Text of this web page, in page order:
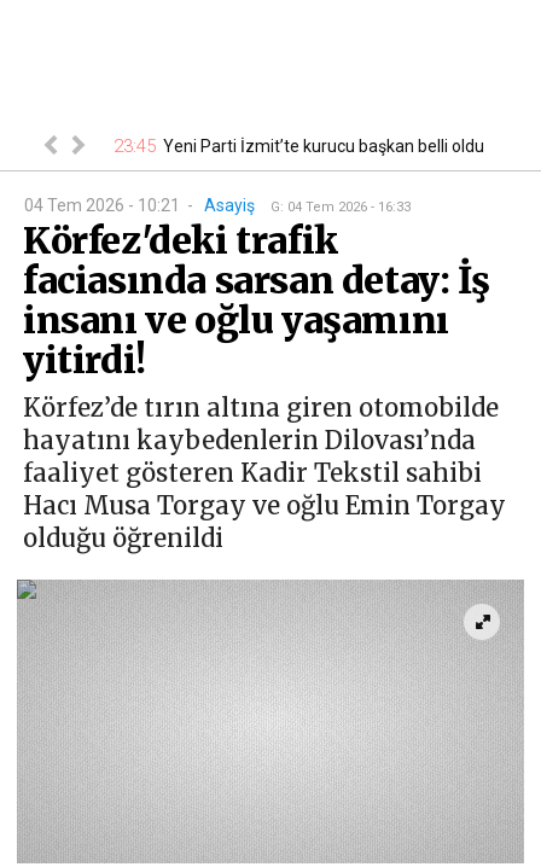
oldu 23:45 Yeni Parti İzmit’te kurucu başkan belli oldu
04 Tem 2026 - 10:21 - Asayiş G: 04 Tem 2026 - 16:33
Körfez'deki trafik
faciasında sarsan detay: İş
insanı ve oğlu yaşamını
yitirdi!
Körfez’de tırın altına giren otomobilde
hayatını kaybedenlerin Dilovası’nda
faaliyet gösteren Kadir Tekstil sahibi
Hacı Musa Torgay ve oğlu Emin Torgay
olduğu öğrenildi